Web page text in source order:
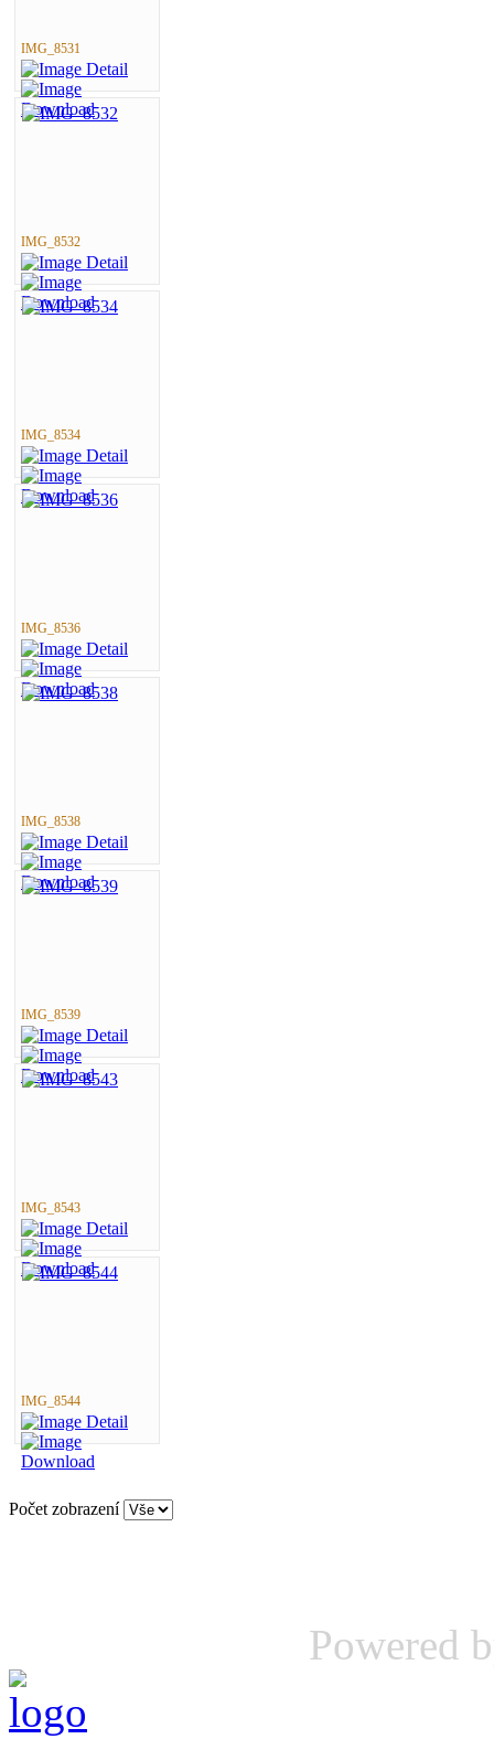
IMG_8531
IMG_8532
IMG_8534
IMG_8536
IMG_8538
IMG_8539
IMG_8543
IMG_8544
Počet zobrazení
Powered